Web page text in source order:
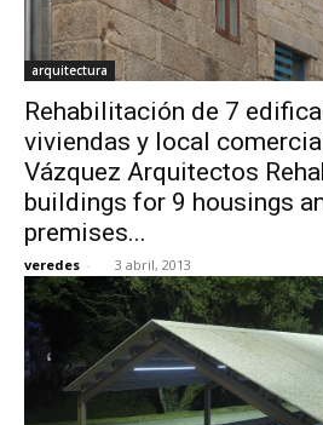
arquitectura
Rehabilitación de 7
viviendas y local
Vázquez Arquitectos
buildings for 9 housings
premises...
veredes - 3 abril, 2013